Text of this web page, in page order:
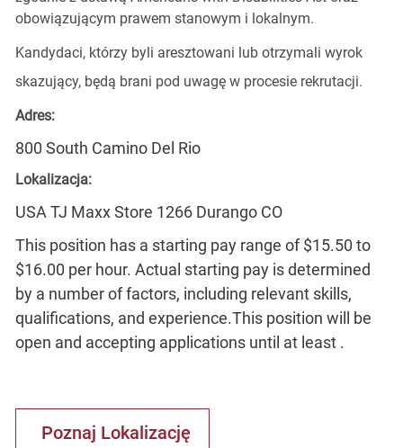
obowiązującym prawem stanowym i lokalnym.
Kandydaci, którzy byli aresztowani lub otrzymali wyrok
skazujący, będą brani pod uwagę w procesie rekrutacji.
Adres:
800 South Camino Del Rio
Lokalizacja:
USA TJ Maxx Store 1266 Durango CO
This position has a starting pay range of $15.50 to
$16.00 per hour. Actual starting pay is determined
by a number of factors, including relevant skills,
qualifications, and experience.This position will be
open and accepting applications until at least .
Poznaj Lokalizację